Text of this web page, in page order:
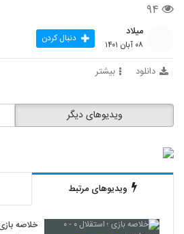
۹۴
میلاد
۰۸ آبان ۱۴۰۱ دنبال کردن
دانلود بیشتر
ویدیوهای دیگر
ویدیوهای مرتبط